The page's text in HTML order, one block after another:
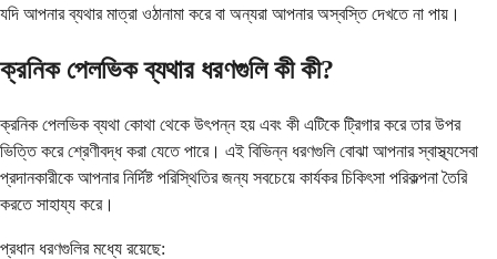
যদি আপনার ব্যথার মাত্রা ওঠানামা করে বা অন্যরা আপনার অস্বস্তি দেখতে না পায়।
ক্রনিক পেলভিক ব্যথার ধরণগুলি কী কী?
ক্রনিক পেলভিক ব্যথা কোথা থেকে উৎপন্ন হয় এবং কী এটিকে ট্রিগার করে তার উপর
ভিত্তি করে শ্রেণীবদ্ধ করা যেতে পারে। এই বিভিন্ন ধরণগুলি বোঝা আপনার স্বাস্থ্যসেবা
প্রদানকারীকে আপনার নির্দিষ্ট পরিস্থিতির জন্য সবচেয়ে কার্যকর চিকিৎসা পরিকল্পনা তৈরি
করতে সাহায্য করে।
প্রধান ধরণগুলির মধ্যে রয়েছে: